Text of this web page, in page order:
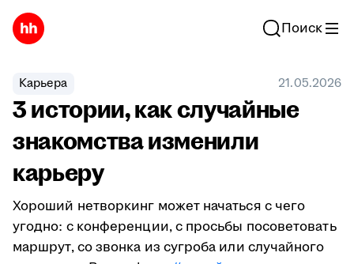
Поиск
Карьера 21.05.2026
3 истории, как случайные
знакомства изменили
карьеру
Хороший нетворкинг может начаться с чего
угодно: с конференции, с просьбы посоветовать
маршрут, со звонка из сугроба или случайного